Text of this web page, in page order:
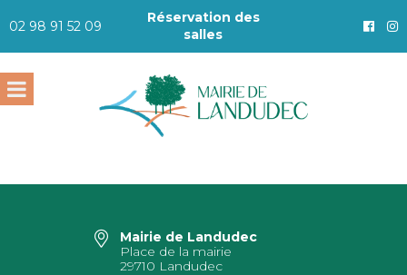
02 98 91 52 09
Réservation des
salles
Mairie de Landudec
Place de la mairie
29710 Landudec